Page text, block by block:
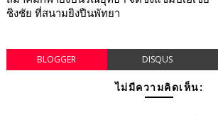
ชิงชัย ที่สนามยิงปืนพัทยา
BLOGGER DISQUS
ไม่มีความคิดเห็น: